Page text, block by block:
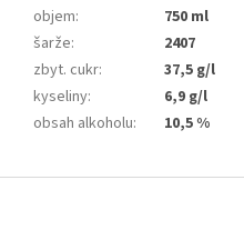
objem:
750 ml
šarže:
2407
zbyt. cukr:
37,5 g/l
kyseliny:
6,9 g/l
obsah alkoholu: 10,5 %